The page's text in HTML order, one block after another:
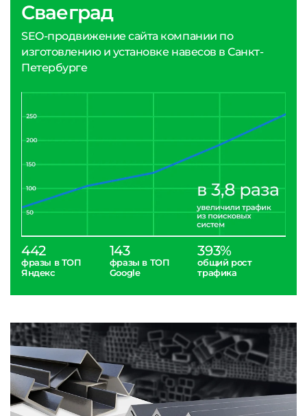
Сваеград
SEO-продвижение сайта компании по
изготовлению и установке навесов в Санкт-
Петербурге
442
фразы в ТОП
Яндекс
143
фразы в ТОП
Google
393%
общий рост
трафика